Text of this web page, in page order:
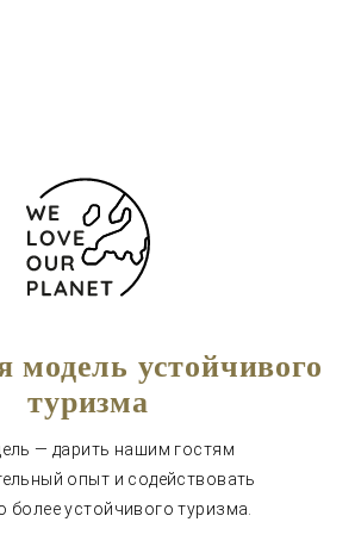
модель устойчивого
туризма
— дарить нашим гостям
опыт и содействовать
более устойчивого туризма.